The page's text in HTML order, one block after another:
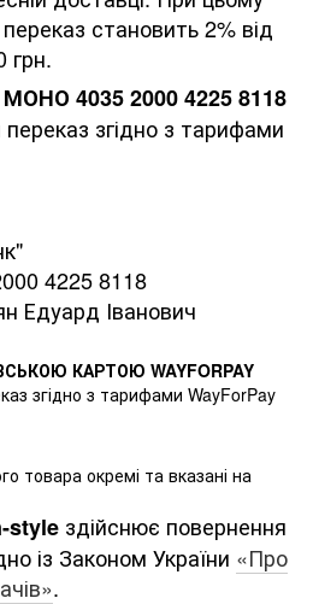
становить 2% від
грн.
4035 2000 4225 8118
згідно з тарифами
4225 8118
Едуард Іванович
КАРТОЮ WAYFORPAY
згідно з тарифами WayForPay
товара окремі та вказані на
style здійснює повернення
із Законом України «Про
.